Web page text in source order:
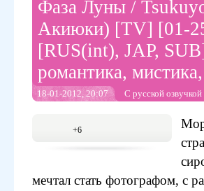
Фаза Луны /
Акиюки) [TV] [01-
[RUS(int), JAP,
романтика,
18-01-2012, 20:07 С русской озвучкой
+6
мечтал стать фотографом, с